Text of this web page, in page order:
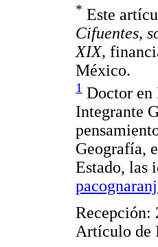
* Este
Cifuentes,
XIX,
México.
1 Doctor en
Integrante
Geografía,
Estado, las
Recepción:
Artículo de